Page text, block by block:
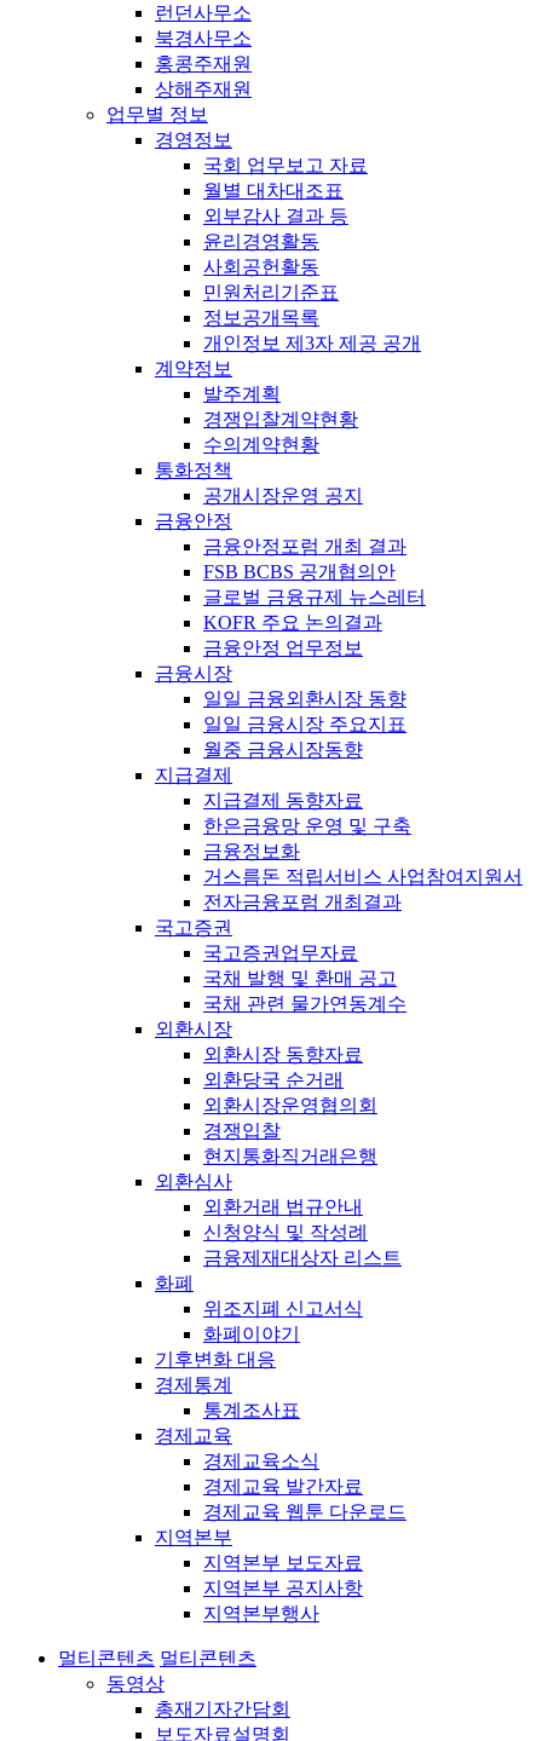
런던사무소
북경사무소
홍콩주재원
상해주재원
업무별 정보
경영정보
국회 업무보고 자료
월별 대차대조표
외부감사 결과 등
윤리경영활동
사회공헌활동
민원처리기준표
정보공개목록
개인정보 제3자 제공 공개
계약정보
발주계획
경쟁입찰계약현황
수의계약현황
통화정책
공개시장운영 공지
금융안정
금융안정포럼 개최 결과
FSB BCBS 공개협의안
글로벌 금융규제 뉴스레터
KOFR 주요 논의결과
금융안정 업무정보
금융시장
일일 금융외환시장 동향
일일 금융시장 주요지표
월중 금융시장동향
지급결제
지급결제 동향자료
한은금융망 운영 및 구축
금융정보화
거스름돈 적립서비스 사업참여지원서
전자금융포럼 개최결과
국고증권
국고증권업무자료
국채 발행 및 환매 공고
국채 관련 물가연동계수
외환시장
외환시장 동향자료
외환당국 순거래
외환시장운영협의회
경쟁입찰
현지통화직거래은행
외환심사
외환거래 법규안내
신청양식 및 작성례
금융제재대상자 리스트
화폐
위조지폐 신고서식
화폐이야기
기후변화 대응
경제통계
통계조사표
경제교육
경제교육소식
경제교육 발간자료
경제교육 웹툰 다운로드
지역본부
지역본부 보도자료
지역본부 공지사항
지역본부행사
멀티콘텐츠 멀티콘텐츠
동영상
총재기자간담회
보도자료설명회